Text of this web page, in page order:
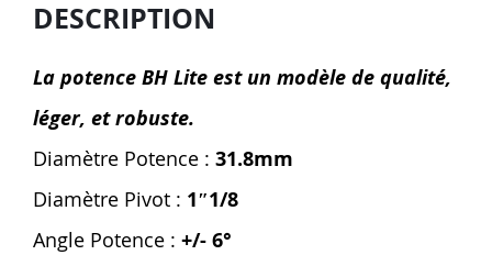
DESCRIPTION
La potence BH Lite est un modèle de qualité,
léger, et robuste.
Diamètre Potence : 31.8mm
Diamètre Pivot : 1″1/8
Angle Potence : +/- 6°